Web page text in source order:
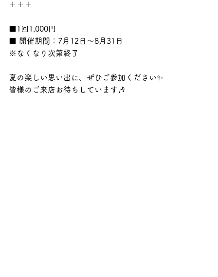
＋＋＋
■1回1,000円
■ 開催期間：7月12日〜8月31日
※なくなり次第終了
夏の楽しい思い出に、ぜひご参加ください✨️
皆様のご来店お待ちしています🎶